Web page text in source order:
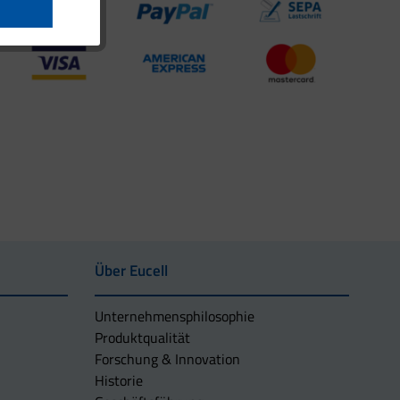
Über Eucell
Unternehmens­philosophie
Produktqualität
Forschung & Innovation
Historie